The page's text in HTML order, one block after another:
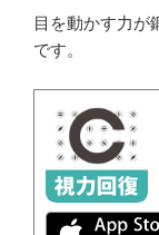
目を動かす力が
です。